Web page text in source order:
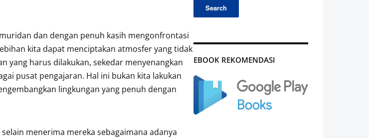
dan dengan penuh kasih mengonfrontasi
kita dapat menciptakan atmosfer yang tidak
yang harus dilakukan, sekedar menyenangkan
pusat pengajaran. Hal ini bukan kita lakukan
lingkungan yang penuh dengan
menerima mereka sebagaimana adanya
EBOOK REKOMENDASI